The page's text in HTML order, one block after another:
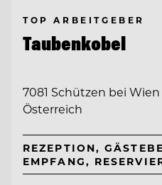
TOP ARBEITGEBER
Taubenkobel
7081 Schützen bei
Österreich
REZEPTION,
EMPFANG,